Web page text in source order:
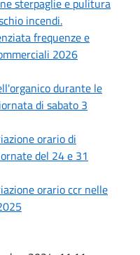
incendi.
frequenze e
2026
durante le
di sabato 3
orario di
del 24 e 31
orario ccr nelle